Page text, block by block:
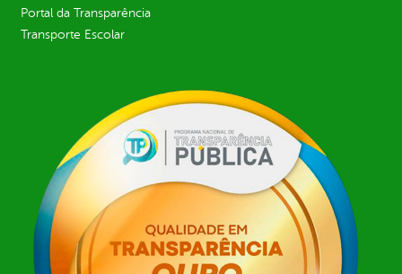
Portal da Transparência
Transporte Escolar